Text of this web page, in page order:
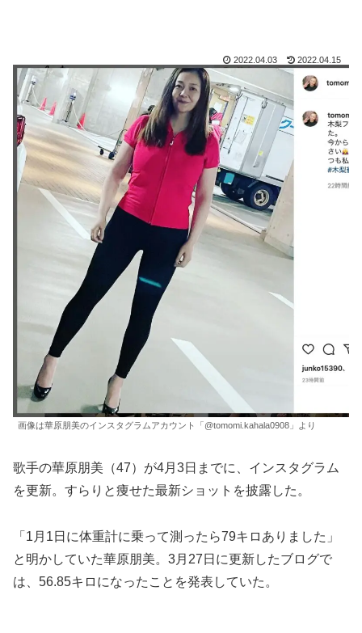
2022.04.03 2022.04.15
画像は華原朋美のインスタグラムアカウント「@tomomi.kahala0908」より
歌手の華原朋美（47）が4月3日までに、インスタグラム
を更新。すらりと痩せた最新ショットを披露した。
「1月1日に体重計に乗って測ったら79キロありました」
と明かしていた華原朋美。3月27日に更新したブログで
は、56.85キロになったことを発表していた。